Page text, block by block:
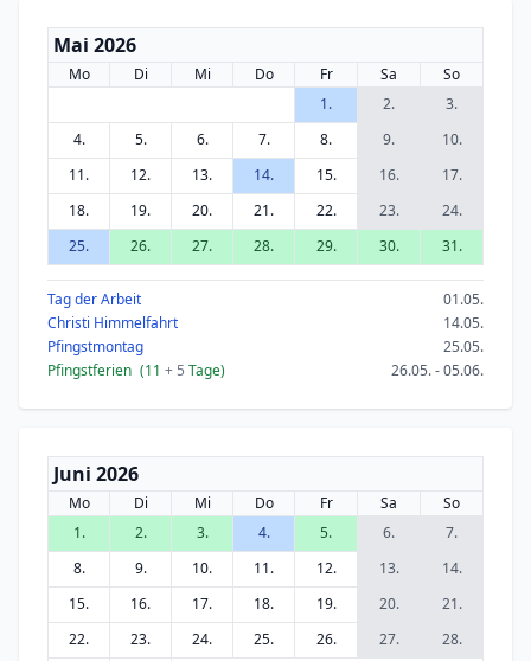
Mai 2026
Mo Di Mi Do Fr Sa
So
1.
2.
3.
4.
5. 6. 7. 8. 9.
10.
11.
12. 13. 14. 15. 16.
17.
18.
19. 20. 21. 22. 23.
24.
25.
26. 27. 28. 29. 30. 31.
Tag der Arbeit
01.05.
Christi Himmelfahrt
14.05.
Pfingstmontag
25.05.
Pfingstferien (11 + 5 Tage) 26.05. - 05.06.
Juni 2026
Mo Di Mi Do Fr Sa
So
1.
2. 3. 4. 5. 6.
7.
8.
9. 10. 11. 12. 13.
14.
15.
16. 17. 18. 19. 20.
21.
22.
23. 24. 25. 26. 27. 28.